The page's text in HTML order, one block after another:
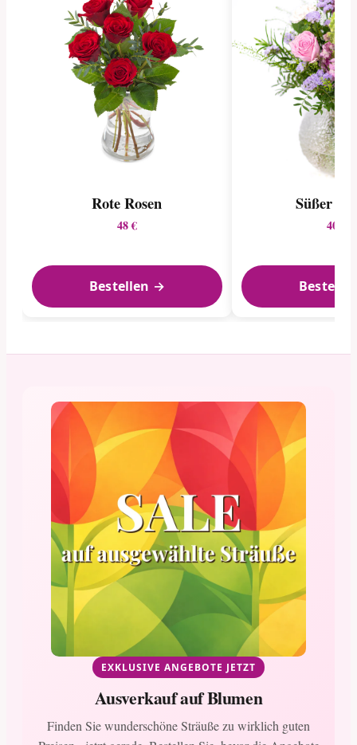
Rote Rosen
48 €
Bestellen →
Süßer
40 €
EXKLUSIVE ANGEBOTE JETZT
Ausverkauf auf Blumen
Finden Sie wunderschöne Sträuße zu wirklich guten